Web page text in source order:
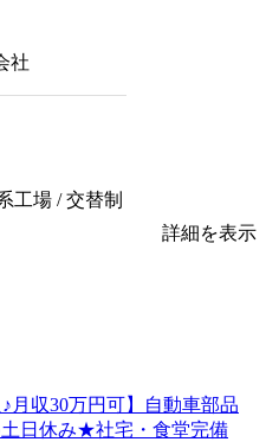
社
工場 / 交替制
詳細を表示